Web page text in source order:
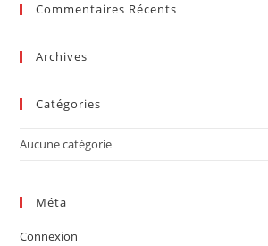
Commentaires Récents
Archives
Catégories
Aucune catégorie
Méta
Connexion